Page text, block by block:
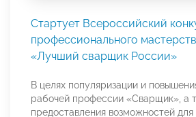
Стартует Всероссийский
профессионального
«Лучший сварщик России»
В целях популяризации и
рабочей профессии «Сварщик», а
предоставления возможностей для